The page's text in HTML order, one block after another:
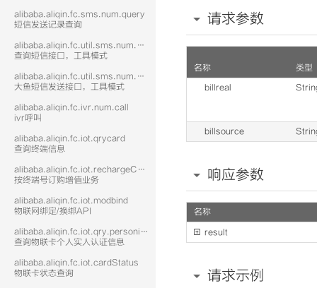
alibaba.aliqin.fc.sms.num.query
短信发送记录查询
alibaba.aliqin.fc.util.sms.num.query
查询短信接口，工具模式
alibaba.aliqin.fc.util.sms.num.send
大鱼短信发送接口，工具模式
alibaba.aliqin.fc.ivr.num.call
ivr呼叫
alibaba.aliqin.fc.iot.qrycard
查询终端信息
alibaba.aliqin.fc.iot.rechargeCard
按终端号订购增值业务
alibaba.aliqin.fc.iot.modbind
物联网绑定/换绑API
alibaba.aliqin.fc.iot.qry.personinfo
查询物联卡个人实人认证信息
alibaba.aliqin.fc.iot.cardStatus
物联卡状态查询
请求参数
名称
类型
billreal
billsource
响应参数
名称
 result
请求示例